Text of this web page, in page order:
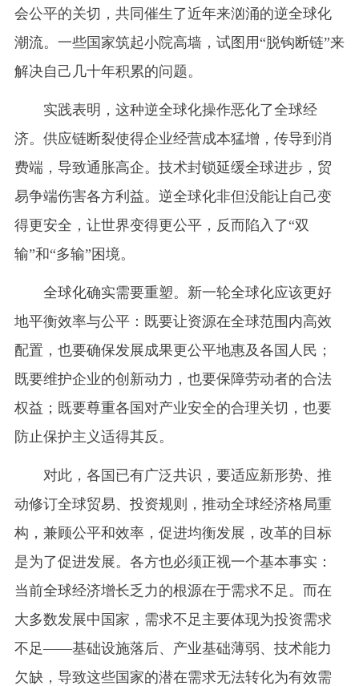
会公平的关切，共同催生了近年来汹涌的逆全球化
潮流。一些国家筑起小院高墙，试图用“脱钩断链”来
解决自己几十年积累的问题。
实践表明，这种逆全球化操作恶化了全球经
济。供应链断裂使得企业经营成本猛增，传导到消
费端，导致通胀高企。技术封锁延缓全球进步，贸
易争端伤害各方利益。逆全球化非但没能让自己变
得更安全，让世界变得更公平，反而陷入了“双
输”和“多输”困境。
全球化确实需要重塑。新一轮全球化应该更好
地平衡效率与公平：既要让资源在全球范围内高效
配置，也要确保发展成果更公平地惠及各国人民；
既要维护企业的创新动力，也要保障劳动者的合法
权益；既要尊重各国对产业安全的合理关切，也要
防止保护主义适得其反。
对此，各国已有广泛共识，要适应新形势、推
动修订全球贸易、投资规则，推动全球经济格局重
构，兼顾公平和效率，促进均衡发展，改革的目标
是为了促进发展。各方也必须正视一个基本事实：
当前全球经济增长乏力的根源在于需求不足。而在
大多数发展中国家，需求不足主要体现为投资需求
不足——基础设施落后、产业基础薄弱、技术能力
欠缺，导致这些国家的潜在需求无法转化为有效需